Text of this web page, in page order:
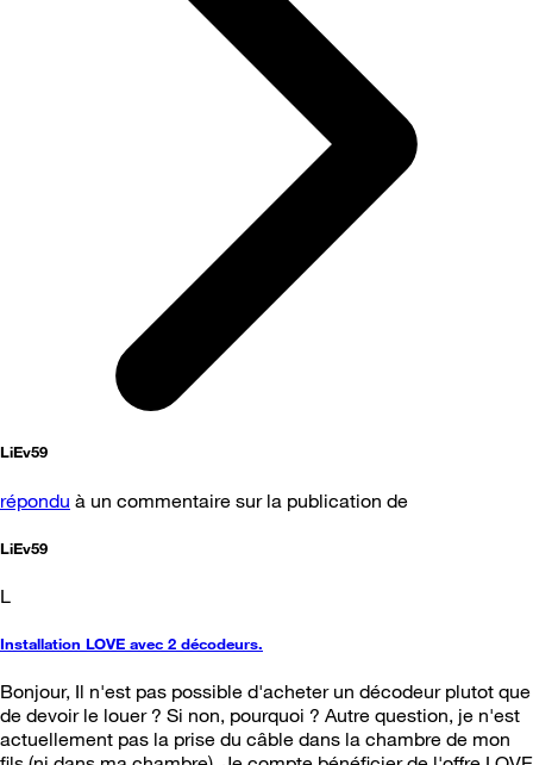
LiEv59
répondu à un commentaire sur la publication de
LiEv59
L
Installation LOVE avec 2 décodeurs.
Bonjour, Il n'est pas possible d'acheter un décodeur plutot que
de devoir le louer ? Si non, pourquoi ? Autre question, je n'est
actuellement pas la prise du câble dans la chambre de mon